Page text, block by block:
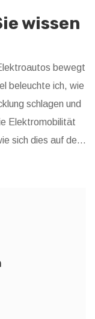
wissen
bewegt
beleuchte ich, wie
schlagen und
Elektromobilität
sich dies auf den